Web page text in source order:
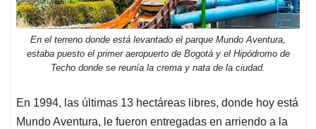
En el terreno donde está levantado el parque Mundo Aventura,
estaba puesto el primer aeropuerto de Bogotá y el Hipódromo de
Techo donde se reunía la crema y nata de la ciudad.
En 1994, las últimas 13 hectáreas libres, donde hoy está
Mundo Aventura, le fueron entregadas en arriendo a la